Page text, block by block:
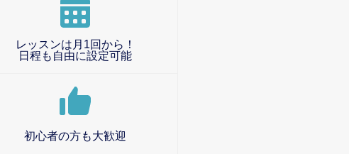
レッスンは月1回から！
日程も自由に設定可能
初心者の方も大歓迎